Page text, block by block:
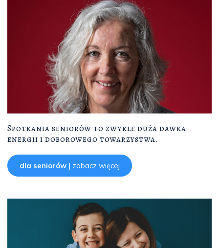
Spotkania seniorów to zwykle duża dawka
energii i doborowego towarzystwa.
dla seniorów | zobacz więcej